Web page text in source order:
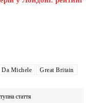
Da Michele Great Britain
стаття